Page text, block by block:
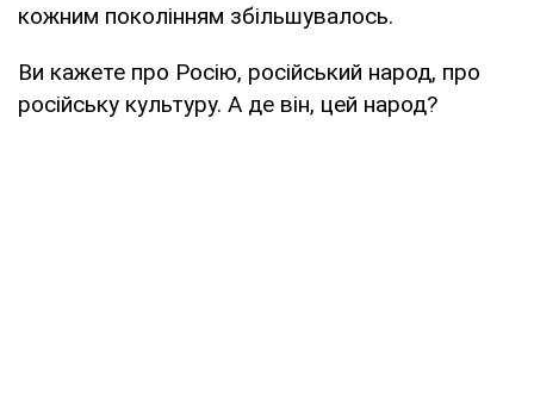
кожним поколінням збільшувалось.
Ви кажете про Росію, російський народ, про
російську культуру. А де він, цей народ?